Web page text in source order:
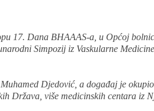
17. Dana BHAAAS-a, u Općoj
Simpozij iz Vaskularne
Djedović, a događaj je
Država, više medicinskih centara iz